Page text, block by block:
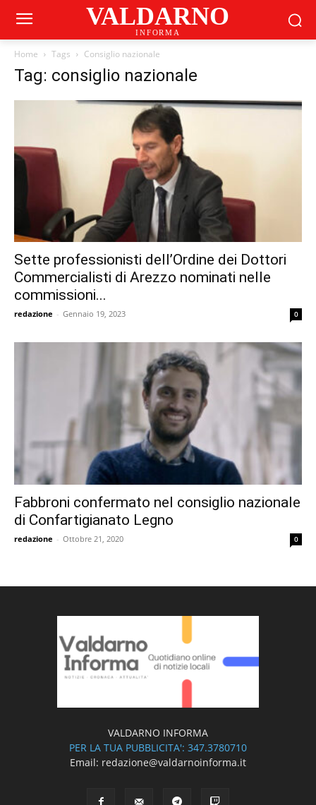
VALDARNO
INFORMA
Home Tags Consiglio nazionale
Tag: consiglio nazionale
Sette professionisti dell’Ordine dei Dottori
Commercialisti di Arezzo nominati nelle
commissioni...
redazione - Gennaio 19, 2023 0
Fabbroni confermato nel consiglio nazionale
di Confartigianato Legno
redazione - Ottobre 21, 2020 0
VALDARNO INFORMA
PER LA TUA PUBBLICITA': 347.3780710
Email: redazione@valdarnoinforma.it